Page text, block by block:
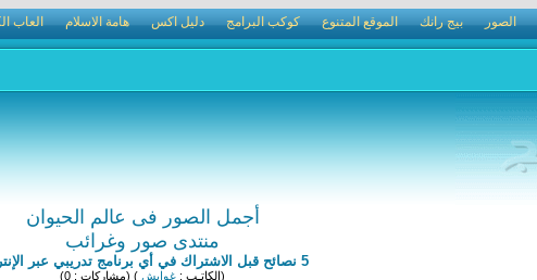
الصور بيج رانك الموقع المتنوع كوكب البرامج دليل اكس هامة الاسلام العاب
أجمل الصور فى عالم الحيوان
منتدى صور وغرائب
5 نصائح قبل الاشتراك في أي برنامج تدريبي عبر الإنترنت
(الكاتـب : غوايش ) (مشاركات : 0)